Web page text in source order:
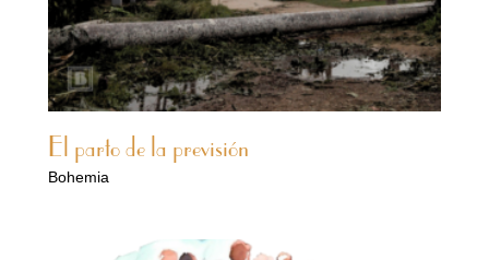
El parto de la previsión
Bohemia